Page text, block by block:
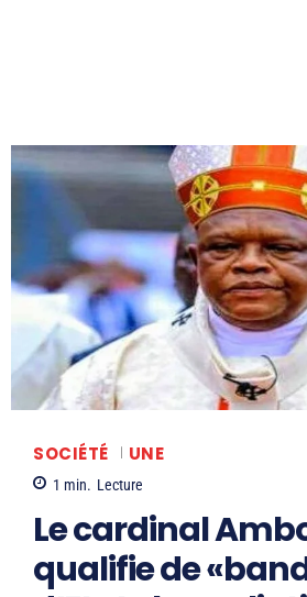
SOCIÉTÉ UNE
1 min. Lecture
Le cardinal
qualifie de